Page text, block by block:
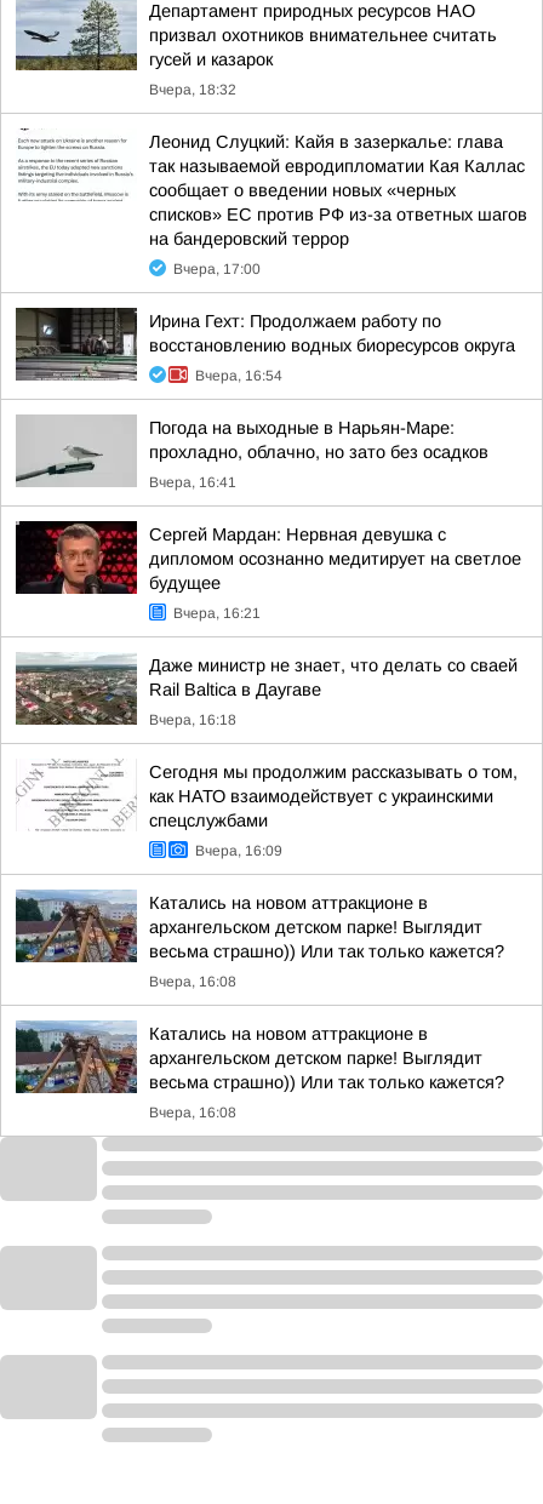
Департамент природных ресурсов НАО
призвал охотников внимательнее считать
гусей и казарок
Вчера, 18:32
Леонид Слуцкий: Кайя в зазеркалье: глава
так называемой евродипломатии Кая Каллас
сообщает о введении новых «черных
списков» ЕС против РФ из-за ответных шагов
на бандеровский террор
Вчера, 17:00
Ирина Гехт: Продолжаем работу по
восстановлению водных биоресурсов округа
Вчера, 16:54
Погода на выходные в Нарьян-Маре:
прохладно, облачно, но зато без осадков
Вчера, 16:41
Сергей Мардан: Нервная девушка с
дипломом осознанно медитирует на светлое
будущее
Вчера, 16:21
Даже министр не знает, что делать со сваей
Rail Baltica в Даугаве
Вчера, 16:18
Сегодня мы продолжим рассказывать о том,
как НАТО взаимодействует с украинскими
спецслужбами
Вчера, 16:09
Катались на новом аттракционе в
архангельском детском парке! Выглядит
весьма страшно)) Или так только кажется?
Вчера, 16:08
Катались на новом аттракционе в
архангельском детском парке! Выглядит
весьма страшно)) Или так только кажется?
Вчера, 16:08